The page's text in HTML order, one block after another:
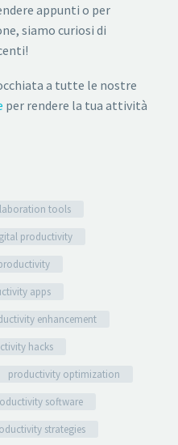
appunti o per
siamo curiosi di
a tutte le nostre
per rendere la tua attività
tools
productivity
apps
enhancement
hacks
productivity optimization
software
strategies